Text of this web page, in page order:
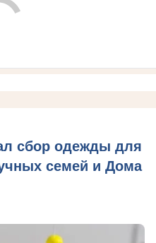
сбор одежды для
семей и Дома